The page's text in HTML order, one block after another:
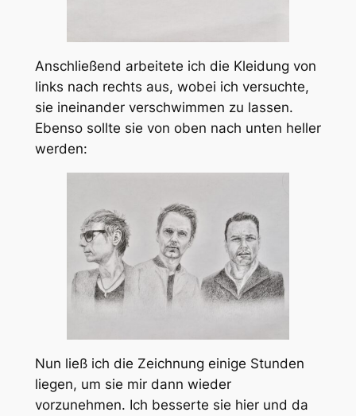
Anschließend arbeitete ich die Kleidung von
links nach rechts aus, wobei ich versuchte,
sie ineinander verschwimmen zu lassen.
Ebenso sollte sie von oben nach unten heller
werden:
Nun ließ ich die Zeichnung einige Stunden
liegen, um sie mir dann wieder
vorzunehmen. Ich besserte sie hier und da